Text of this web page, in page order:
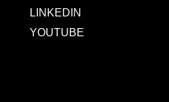
LINKEDIN
YOUTUBE